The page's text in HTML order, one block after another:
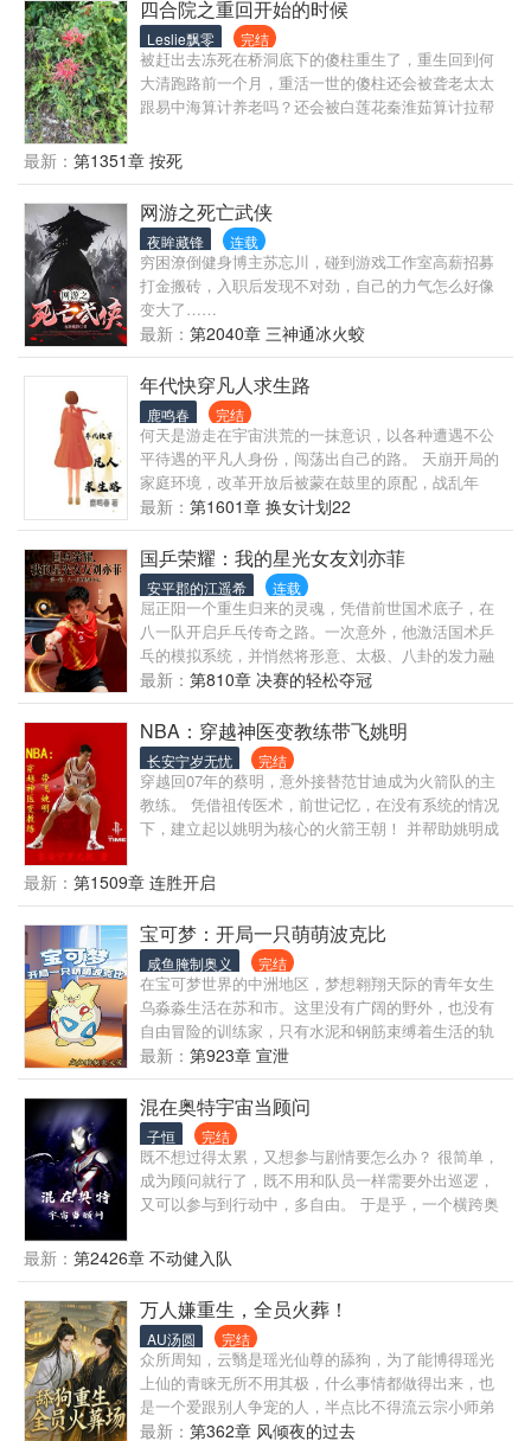
四合院之重回开始的时候
Leslie飘零 完结
被赶出去冻死在桥洞底下的傻柱重生了，重生回到何
大清跑路前一个月，重活一世的傻柱还会被聋老太太
跟易中海算计养老吗？还会被白莲花秦淮茹算计拉帮
最新： 第1351章 按死
网游之死亡武侠
夜眸藏锋 连载
穷困潦倒健身博主苏忘川，碰到游戏工作室高薪招募
打金搬砖，入职后发现不对劲，自己的力气怎么好像
变大了……
最新： 第2040章 三神通冰火蛟
年代快穿凡人求生路
鹿鸣春 完结
何天是游走在宇宙洪荒的一抹意识，以各种遭遇不公
平待遇的平凡人身份，闯荡出自己的路。 天崩开局的
家庭环境，改革开放后被蒙在鼓里的原配，战乱年
代，遭遇土匪的孤女，被送进精神病院的独生女等
等，李念像是无限流开放的任意门，谁也不知道下一
扇门打开后，她是以什么身份，为了生存，蹚出一条
路。
最新： 第1601章 换女计划22
国乒荣耀：我的星光女友刘亦菲
安平郡的江遥希 连载
屈正阳一个重生归来的灵魂，凭借前世国术底子，在
八一队开启乒乓传奇之路。一次意外，他激活国术乒
乓的模拟系统，并悄然将形意、太极、八卦的发力融
入球技，开创了无敌之路。 飞往国际赛场的航班上，
他与国民女神刘亦菲邻座。一次颠簸，一场邂逅，两
颗孤独的灵魂找到了依靠，万米高空牵起一生情缘。
从此，他是赛场上为国争光的“太极刺客”，也是娱乐圈
惊艳众人的跨界奇才。炒股、投资，他悄然构建商业
帝国，成为她最坚实的后盾。 当他在奥运庆功宴上为
她深情献唱，当网友惊呼“国家队屈正阳还有什么是不
会的吗？”——这段体育与娱乐交织的璀璨人生，早已
最新： 第810章 决赛的轻松夺冠
NBA：穿越神医变教练带飞姚明
长安宁岁无忧 完结
穿越回07年的蔡明，意外接替范甘迪成为火箭队的主
教练。 凭借祖传医术，前世记忆，在没有系统的情况
下，建立起以姚明为核心的火箭王朝！ 并帮助姚明成
能延续职业生涯，你们必须把蔡请到湖人队来，不然
我就加入火箭队！ 艾弗森：神奇的蔡就是我的再生父
母，为了他我愿意免费为火箭队打球！ 詹姆斯：天
呐！你们敢相信？火箭队的球员们在背靠背的第四节
还能这么的生龙活虎？ 库里：蔡就是我的神！ 杜兰
特：我狠那个神一样的男人，但是如果有可能，我愿
意为他打球！ 哈登：没有蔡，就没有我的今天，我愿
意为他倾尽所有！
最新： 第1509章 连胜开启
宝可梦：开局一只萌萌波克比
咸鱼腌制奥义 完结
在宝可梦世界的中洲地区，梦想翱翔天际的青年女生
乌淼淼生活在苏和市。这里没有广阔的野外，也没有
自由冒险的训练家，只有水泥和钢筋束缚着生活的轨
迹。她的人生看似早已被规划：毕业、工作、平凡如
水的一生。 但命运总会在不经意间掀起波澜。一个契
机让从小到大从没接触过宝可梦对战的乌淼淼踏上了
一场不曾想象的旅途，与志同道合的伙伴们一同对抗
困境，挑战未知，追逐那片她从小仰望的苍穹之蓝。
从一个莽撞懵懂的普通女孩，到站在巅峰对战舞台上
的顶级训练家，苍穹之巅，谁能阻挡她的飞翔？
最新： 第923章 宣泄
混在奥特宇宙当顾问
子恒 完结
既不想过得太累，又想参与剧情要怎么办？ 很简单，
成为顾问就行了，既不用和队员一样需要外出巡逻，
又可以参与到行动中，多自由。 于是乎，一个横跨奥
喝喝咖啡，透漏点怪兽的弱点，就能坐享胜利的果
实。 想出动了，便成为可靠的队友，并在关键时刻变
身成神秘的巨人赢得万众瞩目。 直到有一天，奥特之
父对顾沉说：“顾沉，不如来奥特警备队当个顾问吧，
待遇等同奥特兄弟，如何？”
最新： 第2426章 不动健入队
万人嫌重生，全员火葬！
AU汤圆 完结
众所周知，云翳是瑶光仙尊的舔狗，为了能博得瑶光
上仙的青睐无所不用其极，什么事情都做得出来，也
是一个爱跟别人争宠的人，半点比不得流云宗小师弟
的一根指头 所有人都说他因为早年救了仙尊一命，于
最新： 第362章 风倾夜的过去